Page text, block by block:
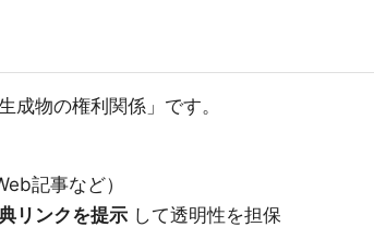
物の権利関係」です。
記事など）
リンクを提示して透明性を担保